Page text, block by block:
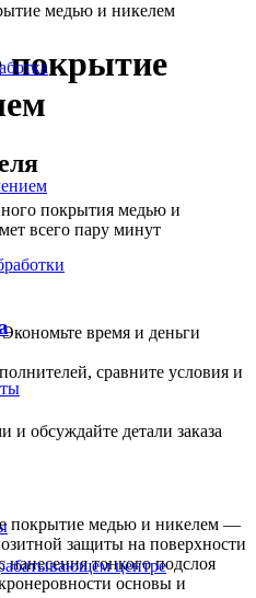
центре
медью и никелем
покрытие
покрытия медью и
всего пару минут
время и деньги
сравните условия и
и обсуждайте детали заказа
покрытие медью и никелем —
защиты на поверхности
нанесения тонкого подслоя
основы и